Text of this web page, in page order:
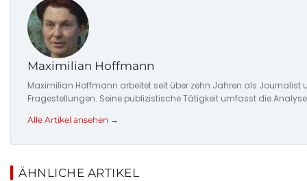
Maximilian Hoffmann
Maximilian Hoffmann arbeitet seit über zehn Jahren als
Fragestellungen. Seine publizistische Tätigkeit umfasst die
Alle Artikel ansehen →
ÄHNLICHE ARTIKEL